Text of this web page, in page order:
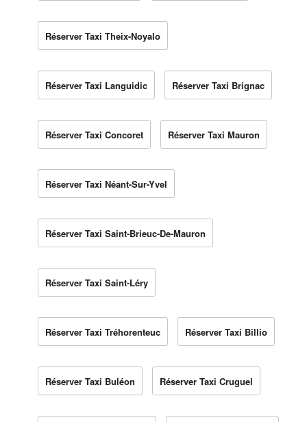
Réserver Taxi Theix-Noyalo
Réserver Taxi Languidic Réserver Taxi Brignac
Réserver Taxi Concoret Réserver Taxi Mauron
Réserver Taxi Néant-Sur-Yvel
Réserver Taxi Saint-Brieuc-De-Mauron
Réserver Taxi Saint-Léry
Réserver Taxi Tréhorenteuc Réserver Taxi Billio
Réserver Taxi Buléon Réserver Taxi Cruguel